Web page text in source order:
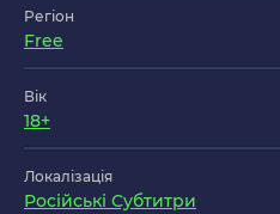
Регіон
Free
Вік
18+
Локалізація
Російські Субтитри